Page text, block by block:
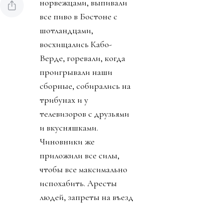
норвежцами, выпивали
все пиво в Бостоне с
шотландцами,
восхищались Кабо-
Верде, горевали, когда
проигрывали наши
сборные, собирались на
трибунах и у
телевизоров с друзьями
и вкусняшками.
Чиновники же
приложили все силы,
чтобы все максимально
испохабить. Аресты
людей, запреты на въезд